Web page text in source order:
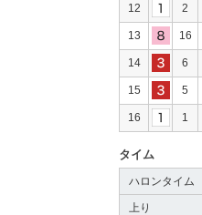
12 2
13 16
14 6
15 5
16 1
タイム
ハロンタイム
上り